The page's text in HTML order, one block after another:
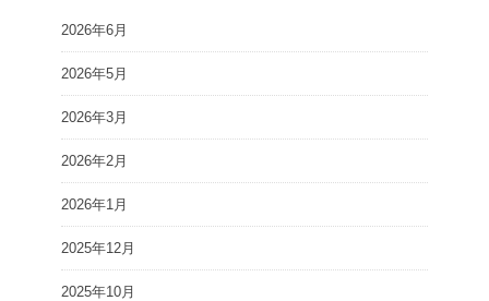
2026年6月
2026年5月
2026年3月
2026年2月
2026年1月
2025年12月
2025年10月